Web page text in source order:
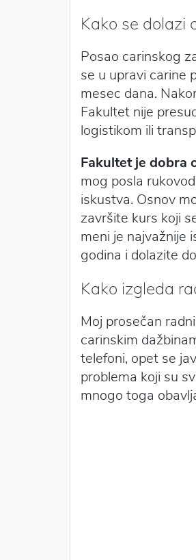
Kako se dolazi
Posao carinskog
se u upravi carine
mesec dana.
Fakultet nije
logistikom ili
Fakultet je dobra
mog posla
iskustva. Osnov
završite kurs koji
meni je najvažnije
godina i dolazite
Kako izgleda
Moj prosečan
carinskim
telefoni, opet se
problema koji su
mnogo toga